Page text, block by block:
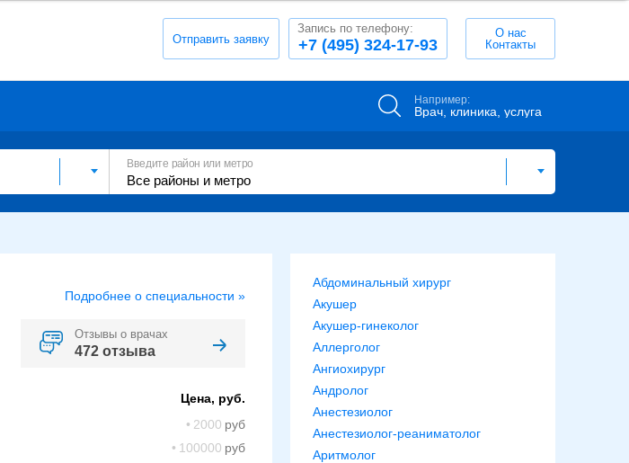
Отправить заявку +7 (495) 324-17-93
Запись по телефону:
О нас
Контакты
Например:
Врач, клиника, услуга
Введите район или метро
Подробнее о специальности »
Отзывы о врачах
472 отзыва
Цена, руб.
2000
100000
Абдоминальный хирург
Акушер
Акушер-гинеколог
Аллерголог
Ангиохирург
Андролог
Анестезиолог
Анестезиолог-реаниматолог
Аритмолог